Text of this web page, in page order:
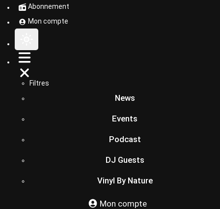
Abonnement
Mon compte
Filtres
News
Events
Podcast
DJ Guests
Vinyl By Nature
Mon compte